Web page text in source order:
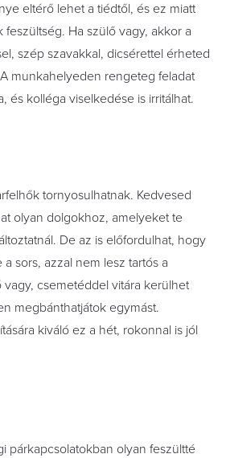
eltérő lehet a tiédtől, és ez miatt
feszültség. Ha szülő vagy, akkor a
szép szavakkal, dicsérettel érheted
munkahelyeden rengeteg feladat
és kolléga viselkedése is irritálhat.
tornyosulhatnak. Kedvesed
olyan dolgokhoz, amelyeket te
De az is előfordulhat, hogy
sors, azzal nem lesz tartós a
vagy, csemetéddel vitára kerülhet
megbánthatjátok egymást.
kiváló ez a hét, rokonnal is jól
párkapcsolatokban olyan feszültté